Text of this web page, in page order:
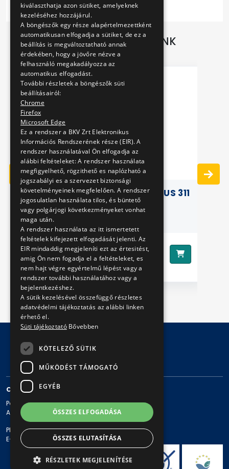
TOVÁBBI AJÁNLATAINK
METAL KEY HOLDER - IKARUS 311
Ár:3490 Ft
CONTACT
Postal address: 1980 Budapest, Pf. 11.
Address: 1980 Budapest, Akácfa u. 15.
Phone: + 36 1 461-65-00
E-mail address: bkv@bkv.hu
kiválaszthatja azon sütiket, amelyeknek
kezeléséhez hozzájárul.
A böngészők egy része alapértelmezettként
automatikusan elfogadja a sütiket, de ez a
beállítás is megváltoztatható annak
érdekében, hogy a jövőre nézve a
felhasználó megakadályozza az
automatikus elfogadást.
További részletek a böngészők süti
beállításairól:
Chrome
Firefox
Microsoft Edge
Ez a rendszer a BKV Zrt Elektronikus
Információs Rendszerének része (EIR). A
rendszer használatával Ön elfogadja az
alábbi feltételeket: A rendszer használata
megfigyelhető, rögzithető es naplózható a
jogszabályi es a szervezet biztonsági
követelményeinek megfelelően. A rendszer
jogosulatlan használata tilos, és büntető
vagy polgárjogi következményeket vonhat
maga után.
A rendszer használata az itt ismertetett
feltételek kifejezett elfogadását jelenti. Az
EIR mindaddig megjeleníti ezt az értesitést,
amig Ön nem fogadja el a feltételeket, es
nem hajt végre egyértelmű lépést vagy a
rendszer további használatához vagy a
bejelentkezéshez.
A sütik kezelésével összefüggő részletes
adatvédelmi tájékoztatás az alábbi linken
érhető el.
Süti tájékoztató Bővebben
KÖTELEZŐ SÜTIK
MŰKÖDÉST TÁMOGATÓ
EGYÉB
ÖSSZES ELFOGADÁSA
ÖSSZES ELUTASÍTÁSA
RÉSZLETEK MEGJELENÍTÉSE